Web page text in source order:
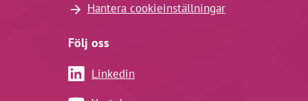
Hantera cookieinställningar
Följ oss
Linkedin